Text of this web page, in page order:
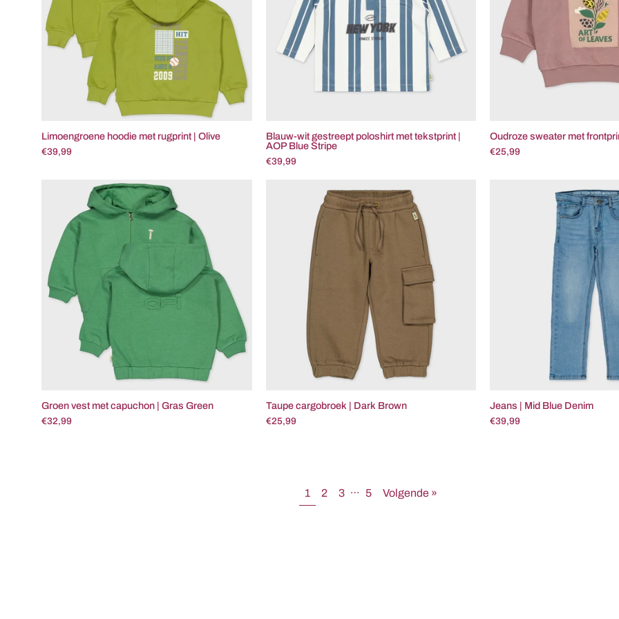
Limoengroene hoodie met rugprint | Olive
€39,99
tekstprint
|
AOP
Blauw-wit gestreept poloshirt met tekstprint |
AOP Blue Stripe
€39,99
Dusty
Oudroze sweater met
€25,99
Groen
vest
met
capuchon
Green
Groen vest met capuchon | Gras Green
€32,99
Taupe
cargobroek
Dark
Taupe cargobroek | Dark Brown
€25,99
|
Mid
Blue
Jeans | Mid Blue Denim
€39,99
1 2 3 … 5 Volgende »